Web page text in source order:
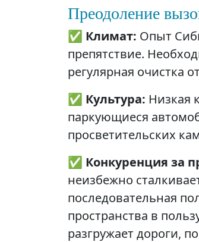
Преодоление
✅ Климат: Опыт
препятствие.
регулярная очистка
✅ Культура: Низкая
паркующиеся
просветительских
✅ Конкуренция за
неизбежно
последовательная
пространства в
разгружает дороги,